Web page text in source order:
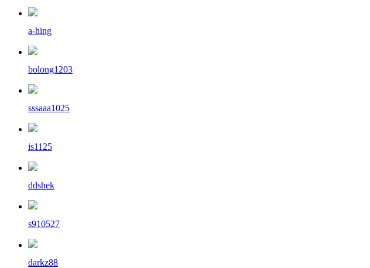
a-hing
bolong1203
sssaaa1025
is1125
ddshek
s910527
darkz88